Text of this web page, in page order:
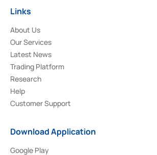
Links
About Us
Our Services
Latest News
Trading Platform
Research
Help
Customer Support
Download Application
Google Play